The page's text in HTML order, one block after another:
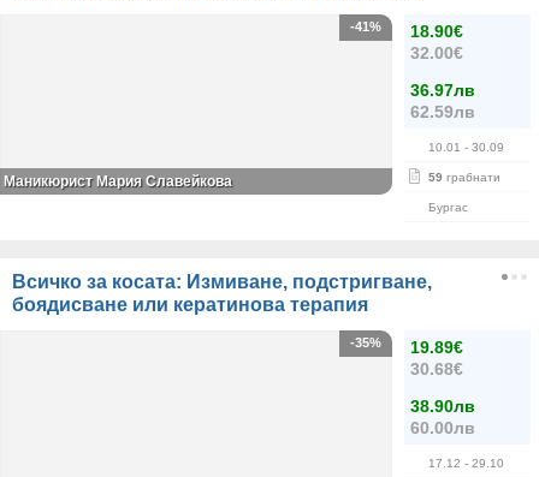
18.90€
32.00€
36.97лв
62.59лв
10.01 - 30.09
59 грабнати
Бургас
-41%
Маникюрист Мария Славейкова
Всичко за косата: Измиване, подстригване,
боядисване или кератинова терапия
19.89€
30.68€
38.90лв
60.00лв
17.12 - 29.10
-35%